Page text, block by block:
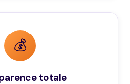
💰
totale